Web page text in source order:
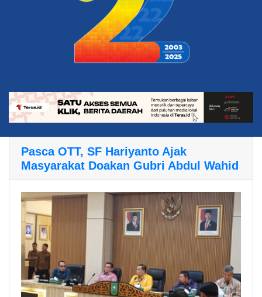
Pasca OTT, SF Hariyanto Ajak
Masyarakat Doakan Gubri Abdul Wahid